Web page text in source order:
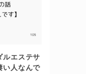
ルエステサ
い人なんで